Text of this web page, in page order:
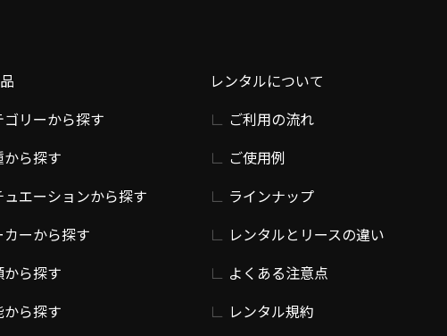
ゴリーから探す
から探す
ュエーションから探す
カーから探す
から探す
から探す
レンタルについて
ご利用の流れ
ご使用例
ラインナップ
レンタルとリースの違い
よくある注意点
レンタル規約